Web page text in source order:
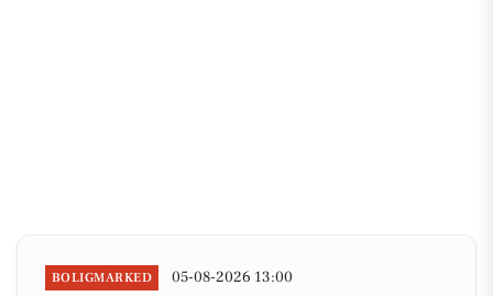
BOLIGMARKED 05-08-2026 13:00